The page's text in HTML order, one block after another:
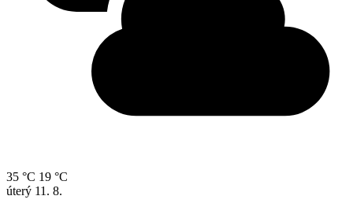
35 °C 19 °C
úterý 11. 8.